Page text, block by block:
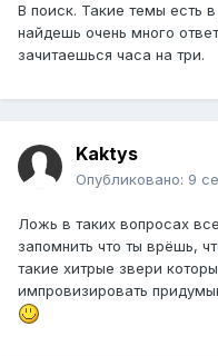
В поиск. Такие темы есть
найдешь очень много
зачитаешься часа на три.
Kaktys
Опубликовано: 9
Ложь в таких вопросах
запомнить что ты врёшь,
такие хитрые звери
импровизировать